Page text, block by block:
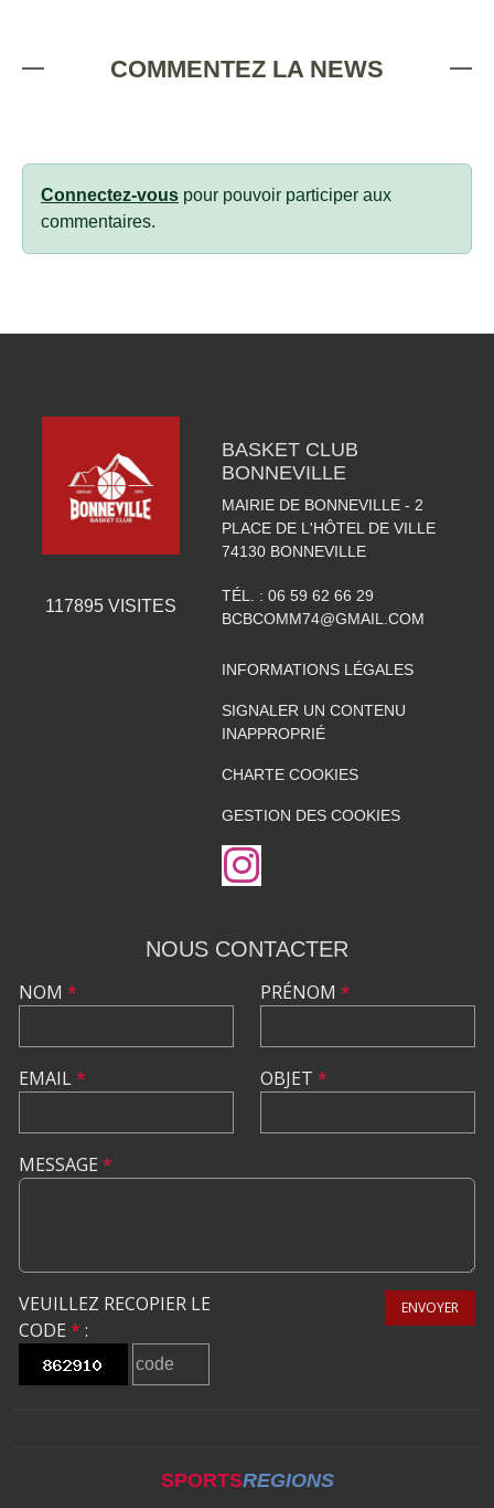
COMMENTEZ LA NEWS
Connectez-vous pour pouvoir participer aux
commentaires.
117895VISITES
BASKET CLUB
BONNEVILLE
MAIRIE DE BONNEVILLE - 2
PLACE DE L'HÔTEL DE VILLE
74130 BONNEVILLE
TÉL. : 06 59 62 66 29
BCBCOMM74@GMAIL.COM
INFORMATIONS LÉGALES
SIGNALER UN CONTENU
INAPPROPRIÉ
CHARTE COOKIES
GESTION DES COOKIES
NOUS CONTACTER
NOM *
EMAIL*
PRÉNOM *
OBJET *
MESSAGE *
VEUILLEZ RECOPIER LE
CODE * :
ENVOYER
SPORTSREGIONS